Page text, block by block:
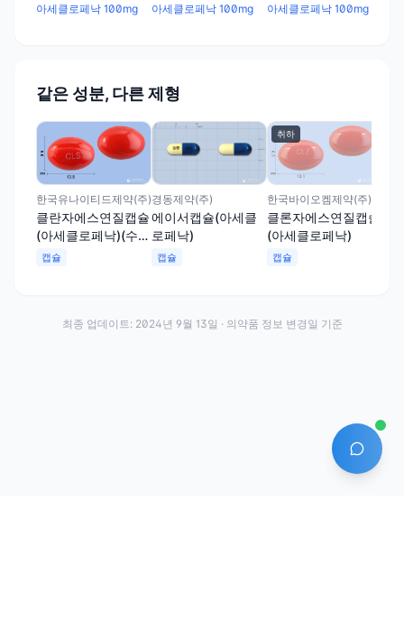
아세클로페낙 100mg 아세클로페낙 100mg 아세클로페낙 100mg
같은 성분, 다른 제형
한국유나이티드제약(주)
클란자에스연질캡슐
(아세클로페낙)(수출
명:SpeenacSoftCaps.)
캡슐
경동제약(주)
에이서캡슐(아세클
로페낙)
캡슐
취하
한국바이오켐제약(주)
클론자에스연질캡슐
(아세클로페낙)
캡슐
AI 에이
최종 업데이트: 2024년 9월 13일 · 의약품 정보 변경일 기준